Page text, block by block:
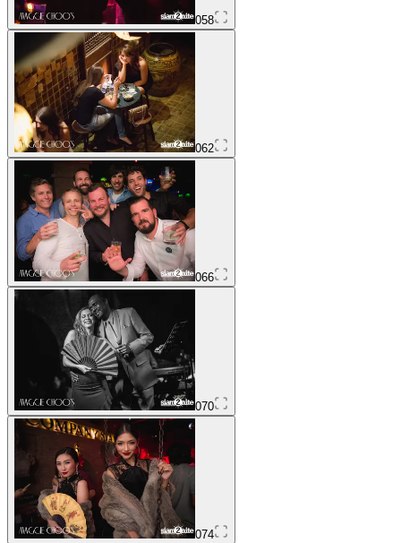
058
062
066
070
074